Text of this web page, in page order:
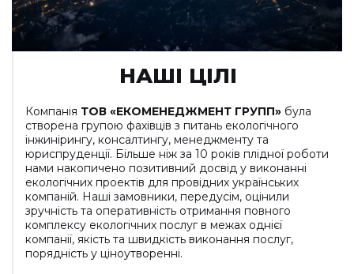
НАШІ ЦІЛІ
Компанія ТОВ «ЕКОМЕНЕДЖМЕНТ ГРУПП» була
створена групою фахівців з питань екологічного
інжинірингу, консалтингу, менеджменту та
юриспруденції. Більше ніж за 10 років плідної роботи
нами накопичено позитивний досвід у виконанні
екологічних проектів для провідних українських
компаній. Наші замовники, передусім, оцінили
зручність та оперативність отримання повного
комплексу екологічних послуг в межах однієї
компанії, якість та швидкість виконання послуг,
порядність у ціноутворенні.